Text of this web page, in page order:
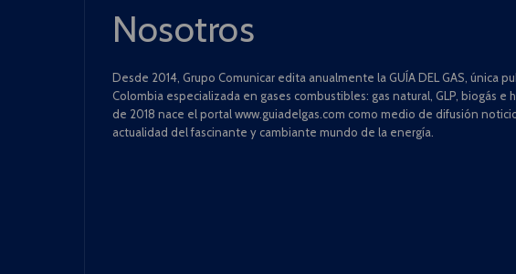
Nosotros
Desde 2014, Grupo Comunicar edita anualmente la GUÍA DEL GAS, única
Colombia especializada en gases combustibles: gas natural, GLP, biogás e
de 2018 nace el portal www.guiadelgas.com como medio de difusión
actualidad del fascinante y cambiante mundo de la energía.